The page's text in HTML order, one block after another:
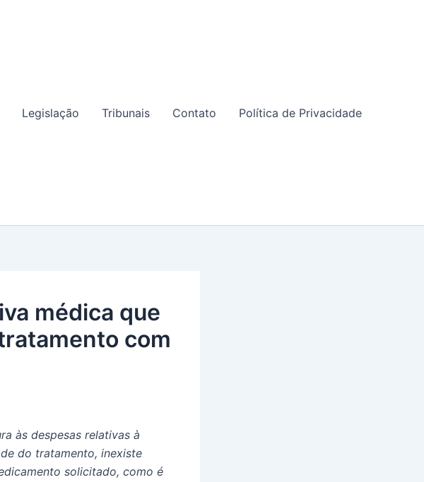
Legislação Tribunais Contato Política de Privacidade
médica que
com
às despesas relativas à
do tratamento, inexiste
solicitado, como é